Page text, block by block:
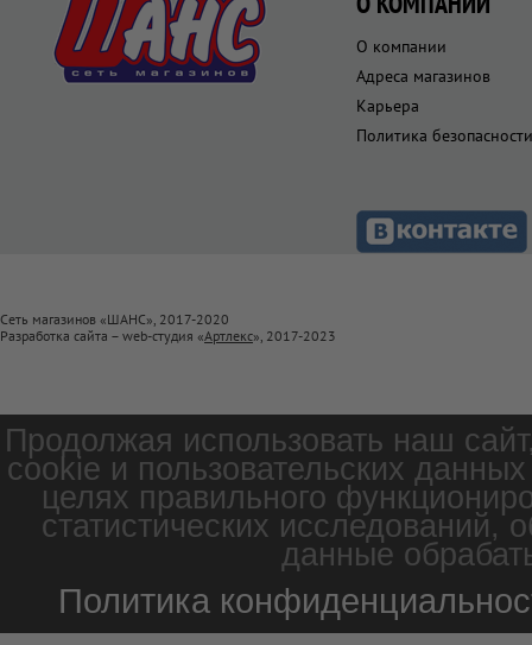
О компании
Адреса магазинов
Карьера
Политика безопасности
Сеть магазинов «ШАНС», 2017-2020
Разработка сайта – web-студия «Артлекс», 2017-2023
Продолжая использовать наш
cookie и пользовательских
целях правильного
статистических
данные
Политика